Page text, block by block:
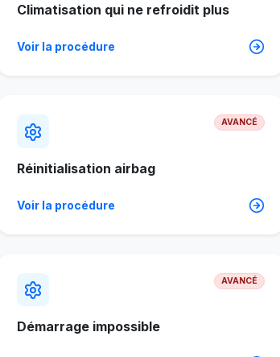
Climatisation qui ne refroidit plus
Voir la procédure
AVANCÉ
Réinitialisation airbag
Voir la procédure
AVANCÉ
Démarrage impossible